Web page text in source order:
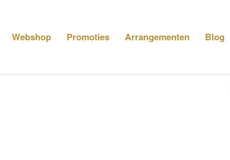
Webshop Promoties Arrangementen Blog